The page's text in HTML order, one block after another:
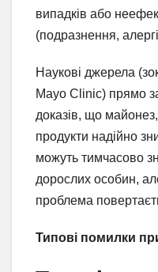
випадків або
(подразнення,
Наукові джерела
Mayo Clinic) прямо
доказів, що
продукти надійно
можуть тимчасово
дорослих особин,
проблема
Типові помилки